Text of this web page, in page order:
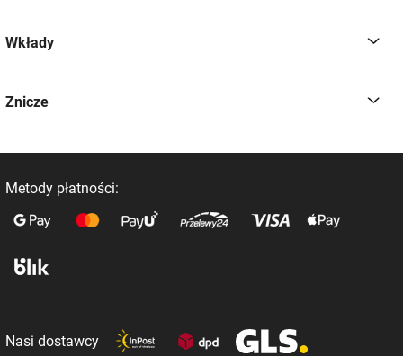
Wkłady
Znicze
Metody płatności:
Nasi dostawcy